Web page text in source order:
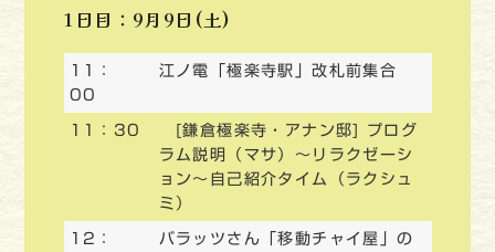
1日目：9月9日(土)
11：
00
江ノ電「極楽寺駅」改札前集合
11：30
[鎌倉極楽寺・アナン邸] プログ
ラム説明（マサ）～リラクゼーシ
ョン～自己紹介タイム（ラクシュ
ミ）
12： バラッツさん「移動チャイ屋」の